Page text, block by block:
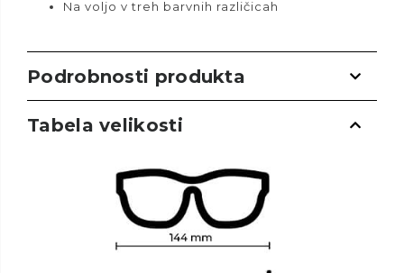
Na voljo v treh barvnih različicah
Podrobnosti produkta
Tabela velikosti